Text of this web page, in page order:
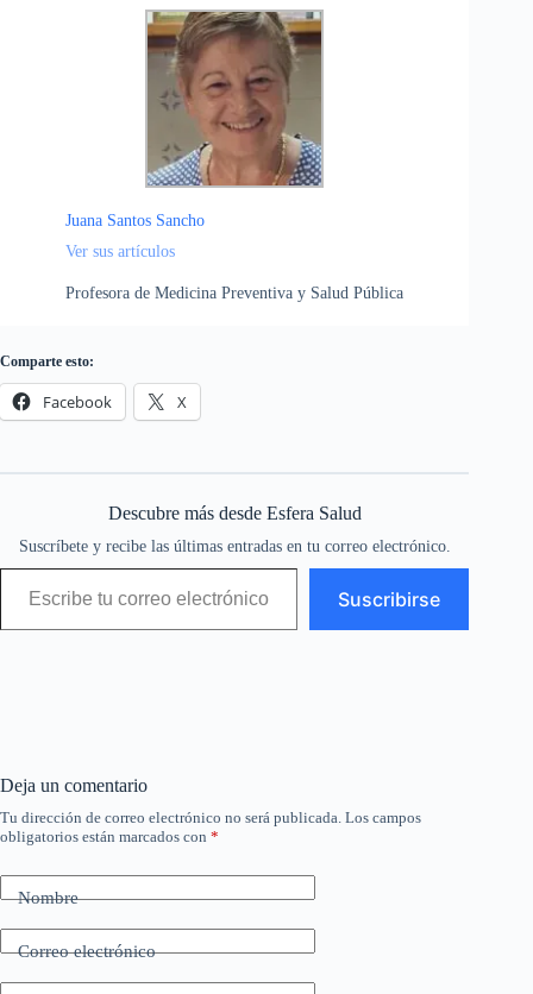
Juana Santos Sancho
Ver sus artículos
Profesora de Medicina Preventiva y Salud Pública
Comparte esto:
Facebook X
Descubre más desde Esfera Salud
Suscríbete y recibe las últimas entradas en tu correo electrónico.
Escribe tu correo electrónico…
Suscribirse
Deja un comentario
Tu dirección de correo electrónico no será publicada. Los campos
obligatorios están marcados con *
Nombre
Correo electrónico